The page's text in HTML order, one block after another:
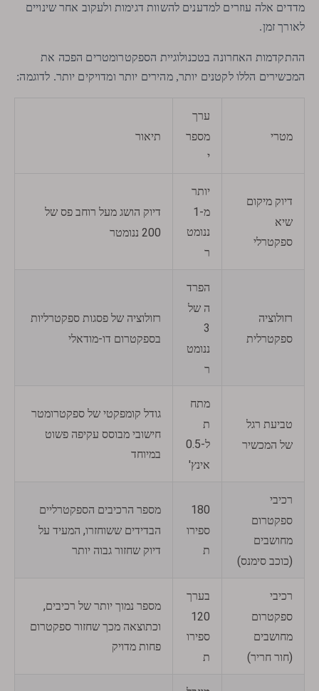
מדדים אלה עוזרים למדענים להשוות דגימות ולעקוב אחר שינויים
לאורך זמן.
ההתקדמות האחרונה בטכנולוגיית הספקטרומטרים הפכה את
המכשירים הללו לקטנים יותר, מהירים יותר ומדויקים יותר. לדוגמה:
מטרי
ערך
מספר
י
תיאור
דיוק מיקום
שיא
ספקטרלי
יותר
מ-1
ננומט
ר
דיוק הושג מעל רוחב פס של
200 ננומטר
רזולוציה
ספקטרלית
הפרד
ה של
3
ננומט
ר
רזולוציה של פסגות ספקטרליות
בספקטרום דו-מודאלי
טביעת רגל
של המכשיר
מתח
ת
ל-0.5
אינץ'
גודל קומפקטי של ספקטרומטר
חישובי מבוסס עקיפה פשוט
במיוחד
רכיבי
ספקטרום
מחושבים
(כוכב סימנס)
180
ספירו
ת
מספר הרכיבים הספקטרליים
הבדידים ששוחזרו, המעיד על
דיוק שחזור גבוה יותר
רכיבי
ספקטרום
מחושבים
(חור חריר)
בערך
120
ספירו
ת
מספר נמוך יותר של רכיבים,
וכתוצאה מכך שחזור ספקטרום
פחות מדויק